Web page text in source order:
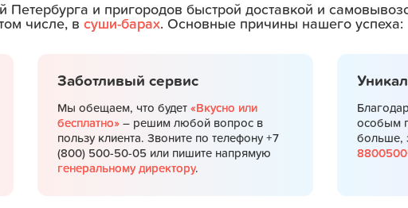
и пригородов быстрой доставкой и
числе, в суши-барах. Основные причины нашего успеха:
Заботливый сервис
Мы обещаем, что будет «Вкусно или
бесплатно»– решим любой вопрос в
пользу клиента. Звоните по телефону +7
(800) 500-50-05 или пишите напрямую
генеральному директору.
особым
больше,